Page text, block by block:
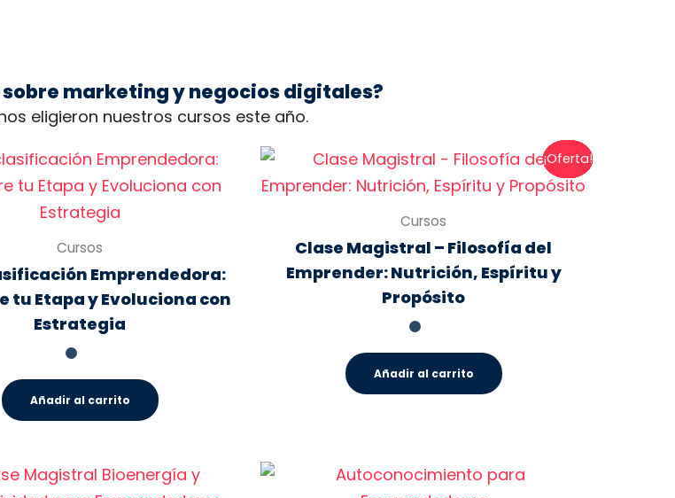
marketing y negocios digitales?
eligieron nuestros cursos este año.
¡Oferta!
Cursos
Emprendedora:
tu Etapa y Evoluciona con
Estrategia
Añadir al carrito
¡Oferta!
Cursos
Clase Magistral – Filosofía del
Emprender: Nutrición, Espíritu y
Propósito
Añadir al carrito
¡Oferta!
¡Oferta!
¡Oferta!
¡Oferta!
¡Oferta!
¡Oferta!